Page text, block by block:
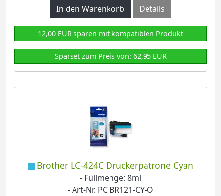
In den Warenkorb
Details
12,00 EUR sparen mit kompatiblen Produkt
Sparset zum Preis von: 62,95 EUR
Brother LC-424C Druckerpatrone Cyan
- Füllmenge: 8ml
- Art-Nr. PC BR121-CY-O